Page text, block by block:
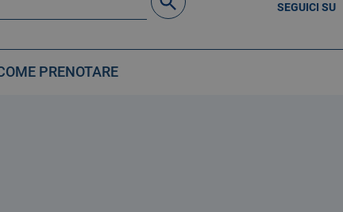
SEGUICI SU
PRENOTARE